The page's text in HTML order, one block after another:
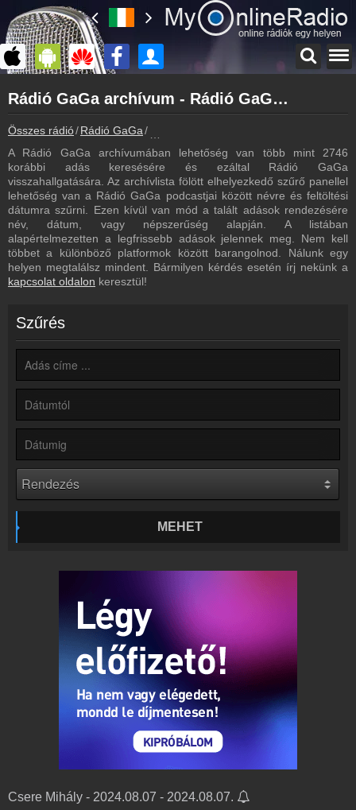
myonlineradio.hu
Rádió GaGa
Vissza a Rádió GaGa oldalára
Bejelentkezés
Hozz létre saját fiókot!
Most szól
Tudd meg mi szólt eddig
Frekvenciák
Rádió GaGa frekvencia
Műsorújság
Hírek
Rádió GaGa kapcsolatos hírek
Kapcsolat
Írj nekünk!
Rádiós partnerek
Ágyazd be weboldaladba
Online rádió készítés
Készítés lépésről lépésre
Rádió GaGa archívum - Rádió GaGa podcasts - Rádió GaGa visszahallgatás
Összes rádió Rádió GaGa
A Rádió GaGa archívumában lehetőség van több mint 2746
korábbi adás keresésére és ezáltal Rádió GaGa
visszahallgatására. Az archívlista fölött elhelyezkedő szűrő panellel
lehetőség van a Rádió GaGa podcastjai között névre és feltöltési
dátumra szűrni. Ezen kívül van mód a talált adások rendezésére
név, dátum, vagy népszerűség alapján. A listában
alapértelmezetten a legfrissebb adások jelennek meg. Nem kell
többet a különböző platformok között barangolnod. Nálunk egy
helyen megtalálsz mindent. Bármilyen kérdés esetén írj nekünk a
kapcsolat oldalon keresztül!
Szűrés
MEHET
Csere Mihály - 2024.08.07 - 2024.08.07.